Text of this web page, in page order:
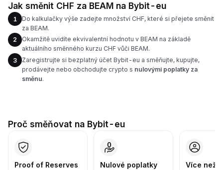
Jak směnit CHF za BEAM na Bybit-eu
1
Do kalkulačky výše zadejte množství CHF, které si přejete směnit
za BEAM.
2
Okamžitě uvidíte ekvivalentní hodnotu v BEAM na základě
aktuálního směnného kurzu CHF vůči BEAM.
3
Zaregistrujte si bezplatný účet Bybit-eu a směňujte, kupujte,
prodávejte nebo obchodujte crypto s nulovými poplatky za
směnu.
Proč směňovat na Bybit-eu
Proof of Reserves
Nulové poplatky
Více než